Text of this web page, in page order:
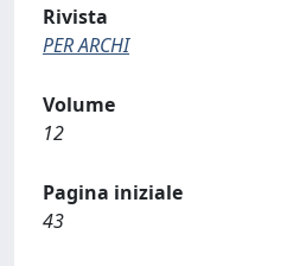
Rivista
PER ARCHI
Volume
12
Pagina iniziale
43